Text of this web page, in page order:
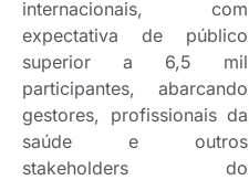
internacionais, com
expectativa de público
superior a 6,5 mil
participantes, abarcando
gestores, profissionais da
saúde e outros
stakeholders do